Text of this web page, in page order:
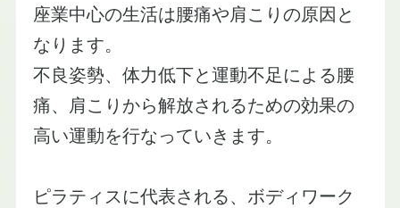
​座業中心の生活は腰痛や肩こりの原因と
なります。
​不良姿勢、体力低下と運動不足による腰
痛、肩こりから解放されるための効果の
高い運動を行なっていきます。
​ピラティスに代表される、ボディワーク